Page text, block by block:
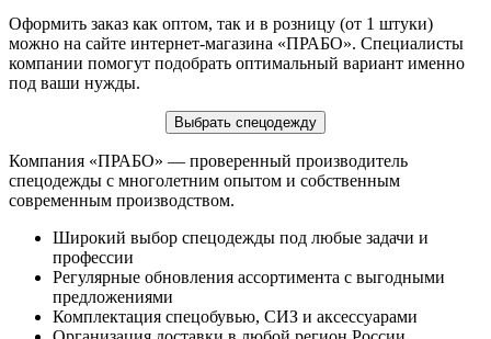
Оформить заказ как оптом, так и в розницу (от 1 штуки)
можно на сайте интернет-магазина «ПРАБО». Специалисты
компании помогут подобрать оптимальный вариант именно
под ваши нужды.
Выбрать спецодежду
Компания «ПРАБО» — проверенный производитель
спецодежды с многолетним опытом и собственным
современным производством.
Широкий выбор спецодежды под любые задачи и
профессии
Регулярные обновления ассортимента с выгодными
предложениями
Комплектация спецобувью, СИЗ и аксессуарами